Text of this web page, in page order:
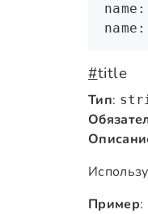
name :
name :
#title
Тип:
Пример: